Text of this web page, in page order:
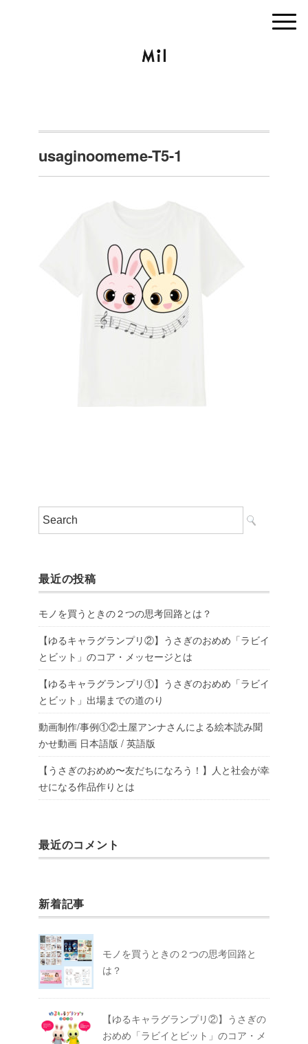
usaginoomeme-T5-1
最近の投稿
モノを買うときの２つの思考回路とは？
【ゆるキャラグランプリ②】うさぎのおめめ「ラビイ
とビット」のコア・メッセージとは
【ゆるキャラグランプリ①】うさぎのおめめ「ラビイ
とビット」出場までの道のり
動画制作/事例①②土屋アンナさんによる絵本読み聞
かせ動画 日本語版 / 英語版
【うさぎのおめめ〜友だちになろう！】人と社会が幸
せになる作品作りとは
最近のコメント
新着記事
モノを買うときの２つの思考回路と
は？
【ゆるキャラグランプリ②】うさぎの
おめめ「ラビイとビット」のコア・メ